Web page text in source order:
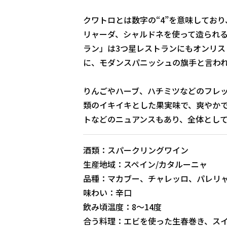
クワトロとは数字の“4”を意味してお
リャーダ、シャルドネを使って造られ
ラン」は3つ星レストランにもオンリ
に、モダンスパニッシュの旗手と言わ
りんごやハーブ、ハチミツなどのフレ
類のイキイキとした果実味で、爽やか
トなどのニュアンスもあり、全体とし
酒類：スパークリングワイン
生産地域：スペイン/カタルーニャ
品種：マカブー、チャレッロ、パレリ
味わい：辛口
飲み頃温度：8〜14度
合う料理：エビを使った生春巻き、ス